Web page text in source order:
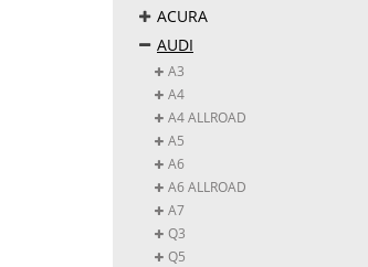
ACURA
AUDI
A3
A4
A4 ALLROAD
A5
A6
A6 ALLROAD
A7
Q3
Q5